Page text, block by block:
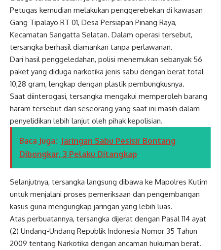
Petugas kemudian melakukan penggerebekan di kawasan
Gang Tipalayo RT 01, Desa Persiapan Pinang Raya,
Kecamatan Sangatta Selatan. Dalam operasi tersebut,
tersangka berhasil diamankan tanpa perlawanan.
Dari hasil penggeledahan, polisi menemukan sebanyak 56
paket yang diduga narkotika jenis sabu dengan berat total
10,28 gram, lengkap dengan plastik pembungkusnya.
Saat diinterogasi, tersangka mengakui memperoleh barang
haram tersebut dari seseorang yang saat ini masih dalam
penyelidikan lebih lanjut oleh pihak kepolisian.
Baca Juga: Jaringan Sabu Pesisir Bontang
Dibongkar, 3 Pelaku Ditangkap
Selanjutnya, tersangka langsung dibawa ke Mapolres Kutim
untuk menjalani proses pemeriksaan dan pengembangan
kasus guna mengungkap jaringan yang lebih luas.
Atas perbuatannya, tersangka dijerat dengan Pasal 114 ayat
(2) Undang-Undang Republik Indonesia Nomor 35 Tahun
2009 tentang Narkotika dengan ancaman hukuman berat.